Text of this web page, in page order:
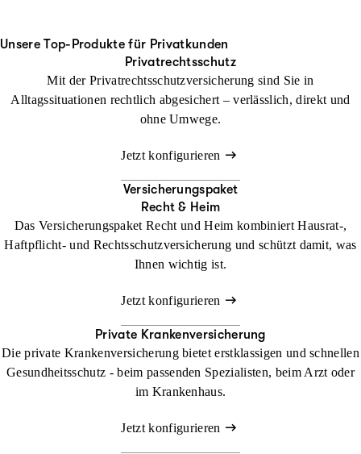
Unsere Top-Produkte für Privatkunden
Privatrechtsschutz
Mit der Privatrechtsschutzversicherung sind Sie in
Alltagssituationen rechtlich abgesichert – verlässlich, direkt und
ohne Umwege.
Jetzt konfigurieren
Versicherungspaket
Recht & Heim
Das Versicherungspaket Recht und Heim kombiniert Hausrat-,
Haftpflicht- und Rechtsschutzversicherung und schützt damit, was
Ihnen wichtig ist.
Jetzt konfigurieren
Private Krankenversicherung
Die private Krankenversicherung bietet erstklassigen und schnellen
Gesundheitsschutz - beim passenden Spezialisten, beim Arzt oder
im Krankenhaus.
Jetzt konfigurieren